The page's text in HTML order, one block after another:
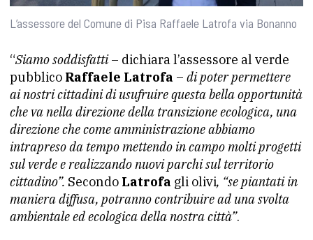
L’assessore del Comune di Pisa Raffaele Latrofa via Bonanno
“Siamo soddisfatti– dichiara l’assessore al verde
pubblico Raffaele Latrofa – di poter permettere
ai nostri cittadini di usufruire questa bella opportunità
che va nella direzione della transizione ecologica, una
direzione che come amministrazione abbiamo
intrapreso da tempo mettendo in campo molti progetti
sul verde e realizzando nuovi parchi sul territorio
cittadino”. Secondo Latrofa gli olivi, “se piantati in
maniera diffusa, potranno contribuire ad una svolta
ambientale ed ecologica della nostra città”.